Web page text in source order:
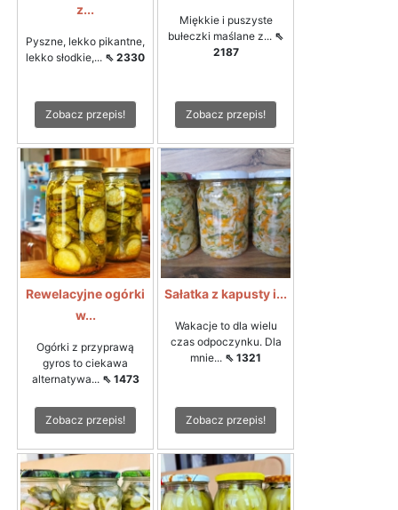
z...
Pyszne, lekko pikantne,
lekko słodkie,... ⇖ 2330
Zobacz przepis!
Miękkie i puszyste
bułeczki maślane z... ⇖
2187
Zobacz przepis!
Rewelacyjne ogórki
w...
Ogórki z przyprawą
gyros to ciekawa
alternatywa... ⇖ 1473
Zobacz przepis!
Sałatka z kapusty i...
Wakacje to dla wielu
czas odpoczynku. Dla
mnie... ⇖ 1321
Zobacz przepis!